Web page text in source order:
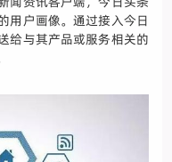
用户画像。通过接入今日
给与其产品或服务相关的